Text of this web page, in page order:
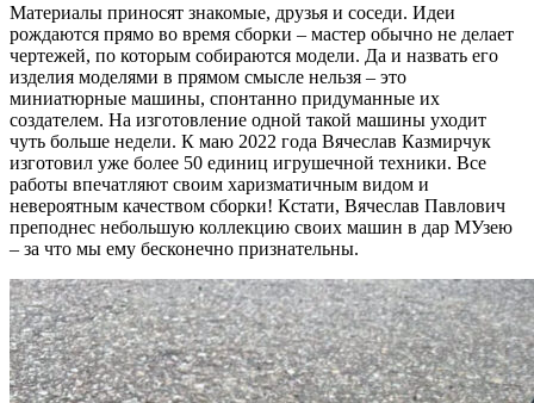
Материалы приносят знакомые, друзья и соседи. Идеи
рождаются прямо во время сборки – мастер обычно не делает
чертежей, по которым собираются модели. Да и назвать его
изделия моделями в прямом смысле нельзя – это
миниатюрные машины, спонтанно придуманные их
создателем. На изготовление одной такой машины уходит
чуть больше недели. К маю 2022 года Вячеслав Казмирчук
изготовил уже более 50 единиц игрушечной техники. Все
работы впечатляют своим харизматичным видом и
невероятным качеством сборки! Кстати, Вячеслав Павлович
преподнес небольшую коллекцию своих машин в дар МУзею
– за что мы ему бесконечно признательны.